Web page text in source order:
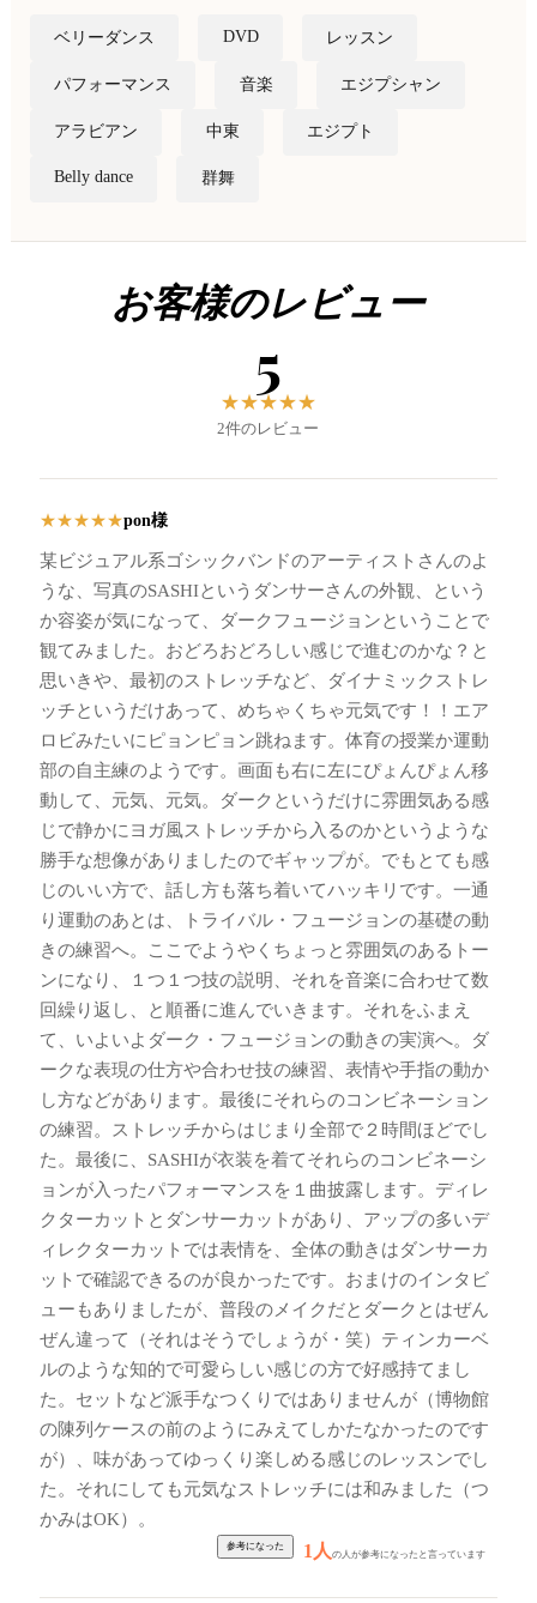
ベリーダンス DVD レッスン
パフォーマンス 音楽 エジプシャン
アラビアン 中東 エジプト
Belly dance 群舞
お客様のレビュー
5
★★★★★
2件のレビュー
★★★★★pon様
某ビジュアル系ゴシックバンドのアーティストさんのよ
うな、写真のSASHIというダンサーさんの外観、という
か容姿が気になって、ダークフュージョンということで
観てみました。おどろおどろしい感じで進むのかな？と
思いきや、最初のストレッチなど、ダイナミックストレ
ッチというだけあって、めちゃくちゃ元気です！！エア
ロビみたいにピョンピョン跳ねます。体育の授業か運動
部の自主練のようです。画面も右に左にぴょんぴょん移
動して、元気、元気。ダークというだけに雰囲気ある感
じで静かにヨガ風ストレッチから入るのかというような
勝手な想像がありましたのでギャップが。でもとても感
じのいい方で、話し方も落ち着いてハッキリです。一通
り運動のあとは、トライバル・フュージョンの基礎の動
きの練習へ。ここでようやくちょっと雰囲気のあるトー
ンになり、１つ１つ技の説明、それを音楽に合わせて数
回繰り返し、と順番に進んでいきます。それをふまえ
て、いよいよダーク・フュージョンの動きの実演へ。ダ
ークな表現の仕方や合わせ技の練習、表情や手指の動か
し方などがあります。最後にそれらのコンビネーション
の練習。ストレッチからはじまり全部で２時間ほどでし
た。最後に、SASHIが衣装を着てそれらのコンビネーシ
ョンが入ったパフォーマンスを１曲披露します。ディレ
クターカットとダンサーカットがあり、アップの多いデ
ィレクターカットでは表情を、全体の動きはダンサーカ
ットで確認できるのが良かったです。おまけのインタビ
ューもありましたが、普段のメイクだとダークとはぜん
ぜん違って（それはそうでしょうが・笑）ティンカーベ
ルのような知的で可愛らしい感じの方で好感持てまし
た。セットなど派手なつくりではありませんが（博物館
の陳列ケースの前のようにみえてしかたなかったのです
が）、味があってゆっくり楽しめる感じのレッスンでし
た。それにしても元気なストレッチには和みました（つ
かみはOK）。
1人の人が参考になったと言っています